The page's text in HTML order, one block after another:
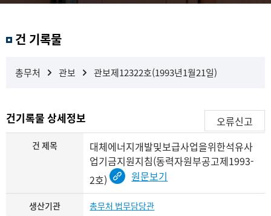
과 건 기록물
총무처 관보 관보제12322호(1993년1월21일)
건기록물 상세정보 오류신고
건 제목
대체에너지개발및보급사업을위한석유사
업기금지원지침(동력자원부공고제1993-
2호)
원문보기
생산기관 총무처 법무담당관